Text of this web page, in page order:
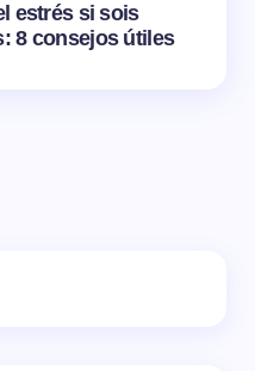
estrés si sois
8 consejos útiles